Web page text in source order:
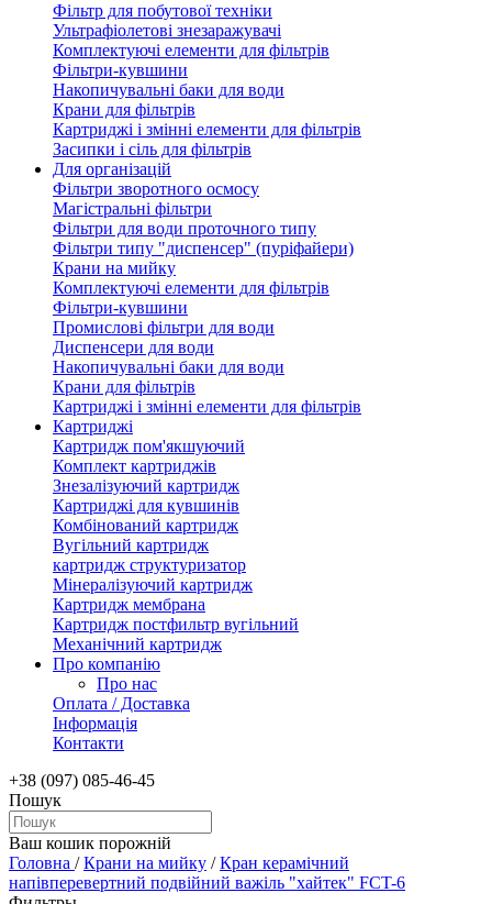
Фільтр для побутової техніки
Ультрафіолетові знезаражувачі
Комплектуючі елементи для фільтрів
Фільтри-кувшини
Накопичувальні баки для води
Крани для фільтрів
Картриджі і змінні елементи для фільтрів
Засипки і сіль для фільтрів
Для організацій
Фільтри зворотного осмосу
Магістральні фільтри
Фільтри для води проточного типу
Фільтри типу "диспенсер" (пуріфайери)
Крани на мийку
Комплектуючі елементи для фільтрів
Фільтри-кувшини
Промислові фільтри для води
Диспенсери для води
Накопичувальні баки для води
Крани для фільтрів
Картриджі і змінні елементи для фільтрів
Картриджі
Картридж пом'якшуючий
Комплект картриджів
Знезалізуючий картридж
Картриджі для кувшинів
Комбінований картридж
Вугільний картридж
картридж структуризатор
Мінералізуючий картридж
Картридж мембрана
Картридж постфильтр вугільний
Механічний картридж
Про компанію
Про нас
Оплата / Доставка
Інформація
Контакти
+38 (097) 085-46-45
Пошук
Ваш кошик порожній
Головна /Крани на мийку /Кран керамічний
напівперевертний подвійний важіль "хайтек" FCT-6